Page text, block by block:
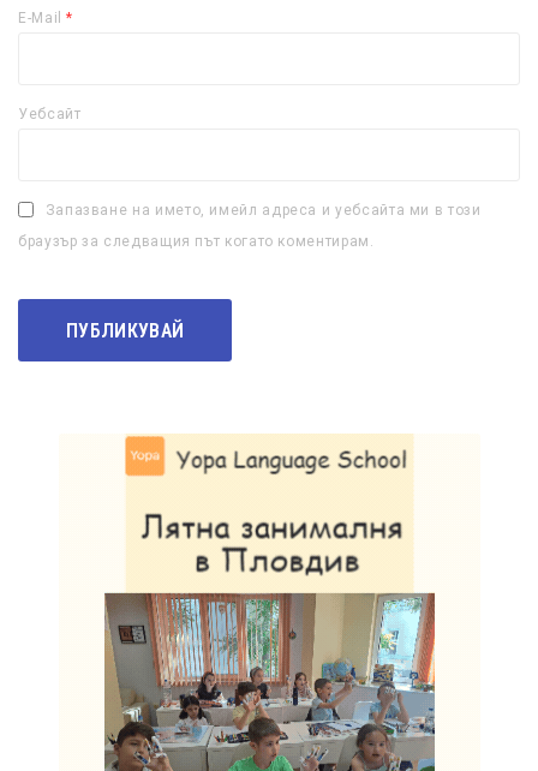
E-Mail*
Уебсайт
Запазване на името, имейл адреса и уебсайта ми в този
браузър за следващия път когато коментирам.